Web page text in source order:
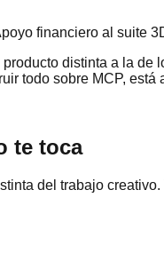
financiero al suite
distinta a la
todo sobre MCP,
te toca
del trabajo